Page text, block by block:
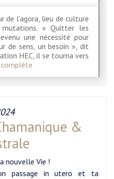
de l’agora, lieu de culture
mutations. « Quitter les
une nécessité pour
de sens, un besoin », dit
HEC, il se tourna vers
complète
&
nouvelle Vie !
passage in utero et ta